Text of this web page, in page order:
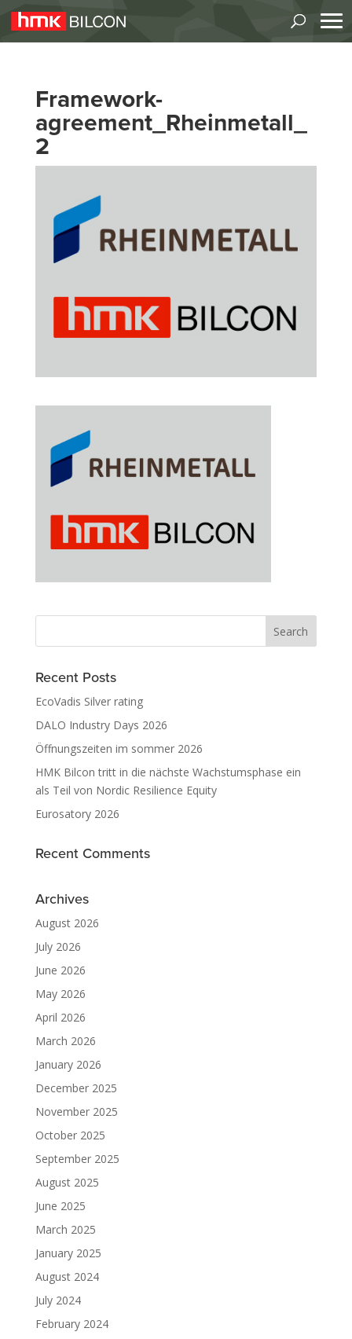
Framework-
agreement_Rheinmetall_
2
Recent Posts
EcoVadis Silver rating
DALO Industry Days 2026
Öffnungszeiten im sommer 2026
HMK Bilcon tritt in die nächste Wachstumsphase ein
als Teil von Nordic Resilience Equity
Eurosatory 2026
Recent Comments
Archives
August 2026
July 2026
June 2026
May 2026
April 2026
March 2026
January 2026
December 2025
November 2025
October 2025
September 2025
August 2025
June 2025
March 2025
January 2025
August 2024
July 2024
February 2024